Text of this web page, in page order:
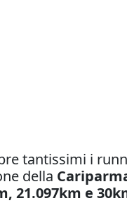
tantissimi i
della
21.097km e